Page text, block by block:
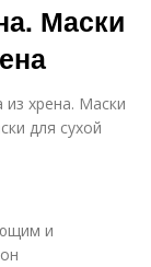
Маски
хрена. Маски
для сухой
и